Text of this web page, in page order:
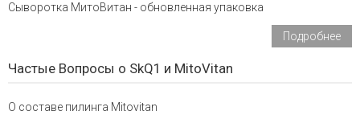
Сыворотка МитоВитан - обновленная упаковка
Подробнее
Частые Вопросы о SkQ1 и MitoVitan
О составе пилинга Mitovitan